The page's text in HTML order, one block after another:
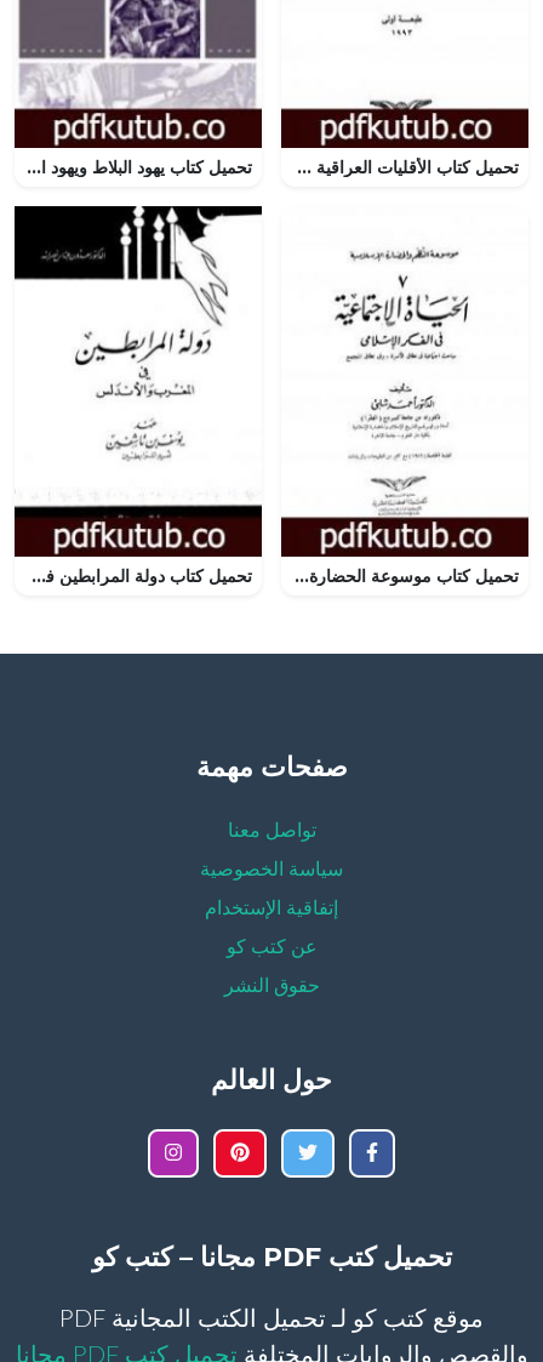
تحميل كتاب الأقليات العراقية في مصر في القرن التاسع عشر PDF تأليف أحمد شلبي مجانا [كامل] تحميل كتاب يهود البلاط ويهود المال في تونس العثمانية PDF تأليف رضا بن رجب مجانا [كامل]
تحميل كتاب موسوعة الحضارة الإسلامية – الجزء السابع PDF تأليف أحمد شلبي مجانا [كامل] تحميل كتاب دولة المرابطين في المغرب والأندلس: عهد يوسف بن تاشفين امير المرابطين PDF تأليف سعدون عباس نصر الله مجانا [كامل]
صفحات مهمة
تواصل معنا
سياسة الخصوصية
إتفاقية الإستخدام
عن كتب كو
حقوق النشر
حول العالم
تحميل كتب PDF مجانا – كتب كو
موقع كتب كو لـ تحميل الكتب المجانية PDF
والقصص والروايات المختلفة
تحميل كتب PDF مجانا